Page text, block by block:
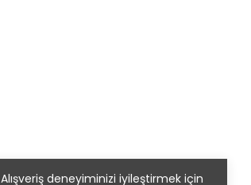
Alışveriş deneyiminizi iyileştirmek için